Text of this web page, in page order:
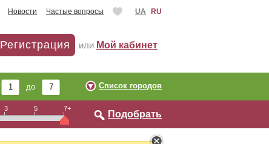
Новости Частые вопросы UA RU
Регистрация или Мой кабинет
до Список городов
3 5 7+
Подобрать